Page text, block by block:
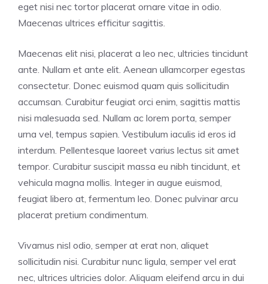
eget nisi nec tortor placerat ornare vitae in odio.
Maecenas ultrices efficitur sagittis.
Maecenas elit nisi, placerat a leo nec, ultricies tincidunt
ante. Nullam et ante elit. Aenean ullamcorper egestas
consectetur. Donec euismod quam quis sollicitudin
accumsan. Curabitur feugiat orci enim, sagittis mattis
nisi malesuada sed. Nullam ac lorem porta, semper
urna vel, tempus sapien. Vestibulum iaculis id eros id
interdum. Pellentesque laoreet varius lectus sit amet
tempor. Curabitur suscipit massa eu nibh tincidunt, et
vehicula magna mollis. Integer in augue euismod,
feugiat libero at, fermentum leo. Donec pulvinar arcu
placerat pretium condimentum.
Vivamus nisl odio, semper at erat non, aliquet
sollicitudin nisi. Curabitur nunc ligula, semper vel erat
nec, ultrices ultricies dolor. Aliquam eleifend arcu in dui